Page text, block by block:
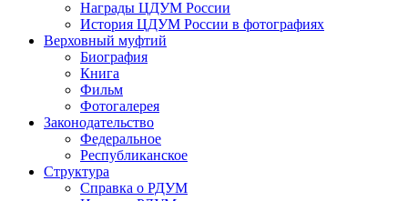
Награды ЦДУМ России
История ЦДУМ России в фотографиях
Верховный муфтий
Биография
Книга
Фильм
Фотогалерея
Законодательство
Федеральное
Республиканское
Структура
Справка о РДУМ